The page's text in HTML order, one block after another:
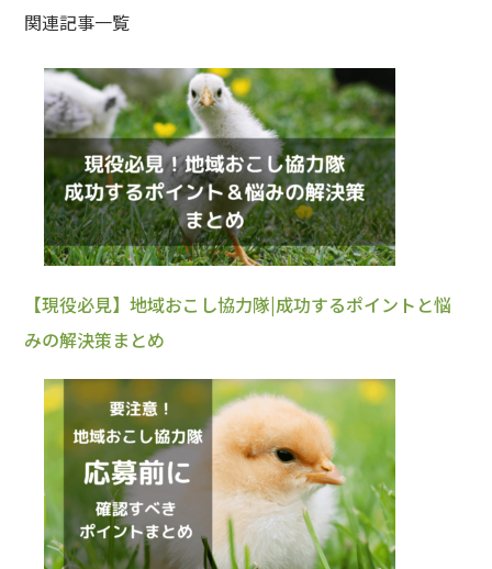
関連記事一覧
【現役必見】地域おこし協力隊|成功するポイントと悩
みの解決策まとめ